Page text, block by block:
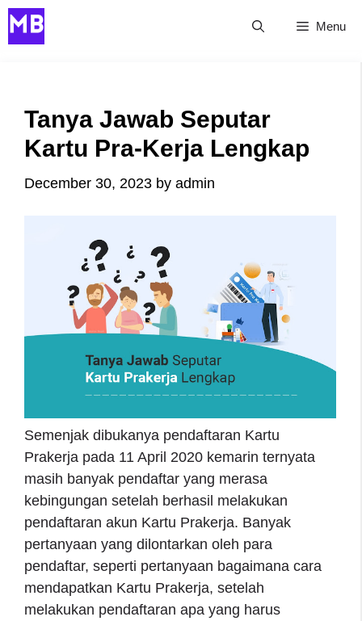
Skip
to
Menu
Tanya Jawab Seputar
Kartu Pra-Kerja Lengkap
December 30, 2023 by admin
Semenjak dibukanya pendaftaran Kartu
Prakerja pada 11 April 2020 kemarin ternyata
masih banyak pendaftar yang merasa
kebingungan setelah berhasil melakukan
pendaftaran akun Kartu Prakerja. Banyak
pertanyaan yang dilontarkan oleh para
pendaftar, seperti pertanyaan bagaimana cara
mendapatkan Kartu Prakerja, setelah
melakukan pendaftaran apa yang harus